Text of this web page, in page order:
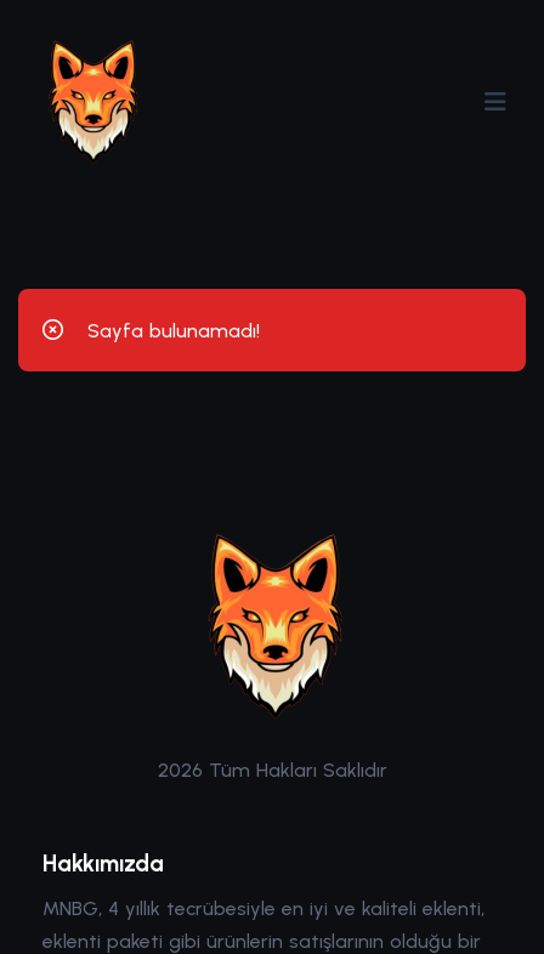
Sayfa bulunamadı!
2026 Tüm Hakları Saklıdır
Hakkımızda
MNBG, 4 yıllık tecrübesiyle en iyi ve kaliteli eklenti,
eklenti paketi gibi ürünlerin satışlarının olduğu bir